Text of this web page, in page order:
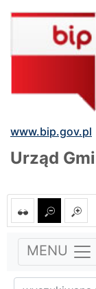
www.bip.gov.pl
Urząd
MENU